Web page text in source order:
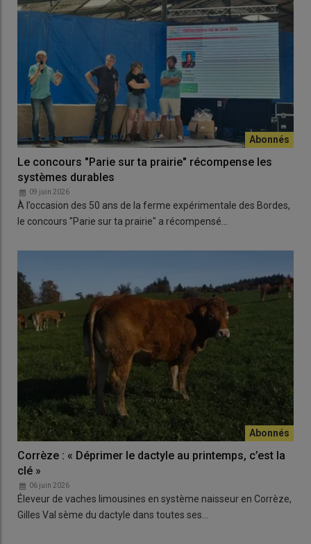
Le concours "Parie sur ta prairie" récompense les
systèmes durables
09 juin 2026
À l’occasion des 50 ans de la ferme expérimentale des Bordes,
le concours "Parie sur ta prairie" a récompensé…
Corrèze : « Déprimer le dactyle au printemps, c’est la
clé »
06 juin 2026
Éleveur de vaches limousines en système naisseur en Corrèze,
Gilles Val sème du dactyle dans toutes ses…